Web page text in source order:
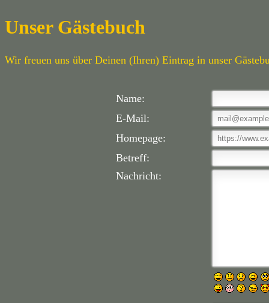
Unser Gästebuch
Wir freuen uns über Deinen (Ihren) Eintrag in unser
Name:
E-Mail:
Homepage:
Betreff:
Nachricht: